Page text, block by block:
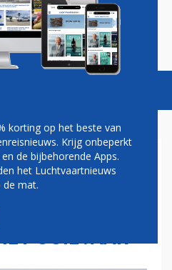
Vacatures
UIT
UIT NAAR
OOIEVAAR
korting op het beste van
Krijg onbeperkt
de bijbehorende Apps.
het Luchtvaartnieuws
de mat.